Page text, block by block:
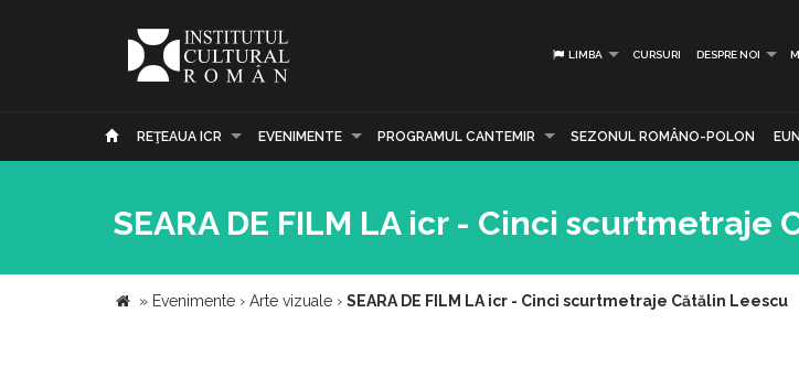
LIMBA CURSURI DESPRE NOI
REŢEAUA ICR EVENIMENTE PROGRAMUL CANTEMIR SEZONUL ROMÂNO-POLON
SEARA DE FILM LA icr - Cinci scurtmetraje
» Evenimente › Arte vizuale › SEARA DE FILM LA icr - Cinci scurtmetraje Cătălin Leescu